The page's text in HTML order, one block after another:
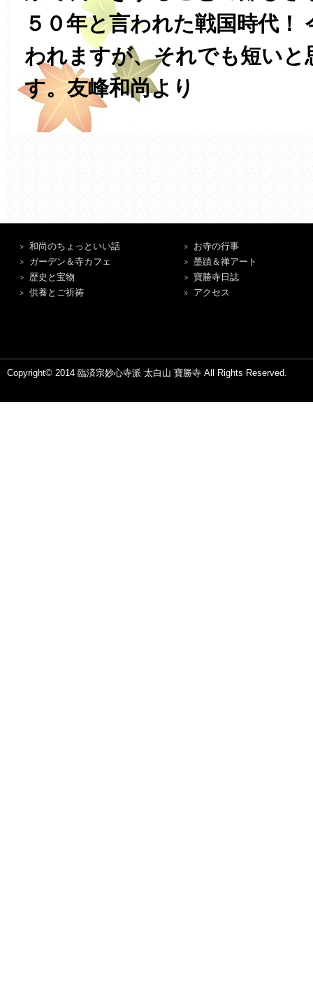
５０年と言われた戦国時代！
われますが、それでも短いと
す。友峰和尚より
和尚のちょっといい話
ガーデン＆寺カフェ
歴史と宝物
供養とご祈祷
お寺の行事
墨蹟＆禅アート
寶勝寺日誌
アクセス
Copyright© 2014 臨済宗妙心寺派 太白山 寶勝寺 All Rights Reserved.